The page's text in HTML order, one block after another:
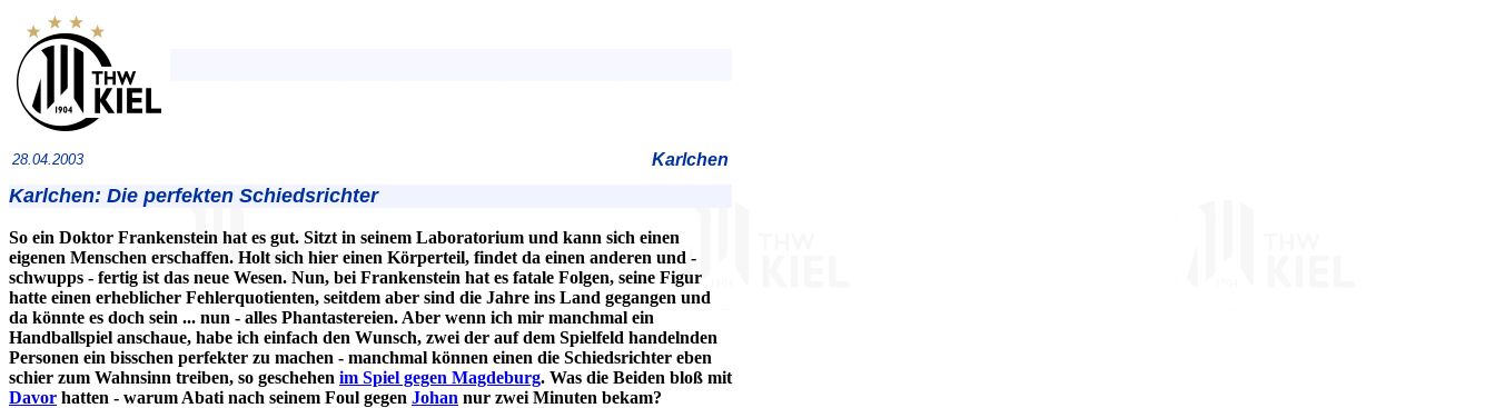
28.04.2003 Karlchen
Karlchen: Die perfekten Schiedsrichter
So ein Doktor Frankenstein hat es gut. Sitzt in seinem Laboratorium und kann sich einen
eigenen Menschen erschaffen. Holt sich hier einen Körperteil, findet da einen anderen und -
schwupps - fertig ist das neue Wesen. Nun, bei Frankenstein hat es fatale Folgen, seine Figur
hatte einen erheblicher Fehlerquotienten, seitdem aber sind die Jahre ins Land gegangen und
da könnte es doch sein ... nun - alles Phantastereien. Aber wenn ich mir manchmal ein
Handballspiel anschaue, habe ich einfach den Wunsch, zwei der auf dem Spielfeld handelnden
Personen ein bisschen perfekter zu machen - manchmal können einen die Schiedsrichter eben
schier zum Wahnsinn treiben, so geschehen im Spiel gegen Magdeburg. Was die Beiden bloß mit
Davor hatten - warum Abati nach seinem Foul gegen Johan nur zwei Minuten bekam?